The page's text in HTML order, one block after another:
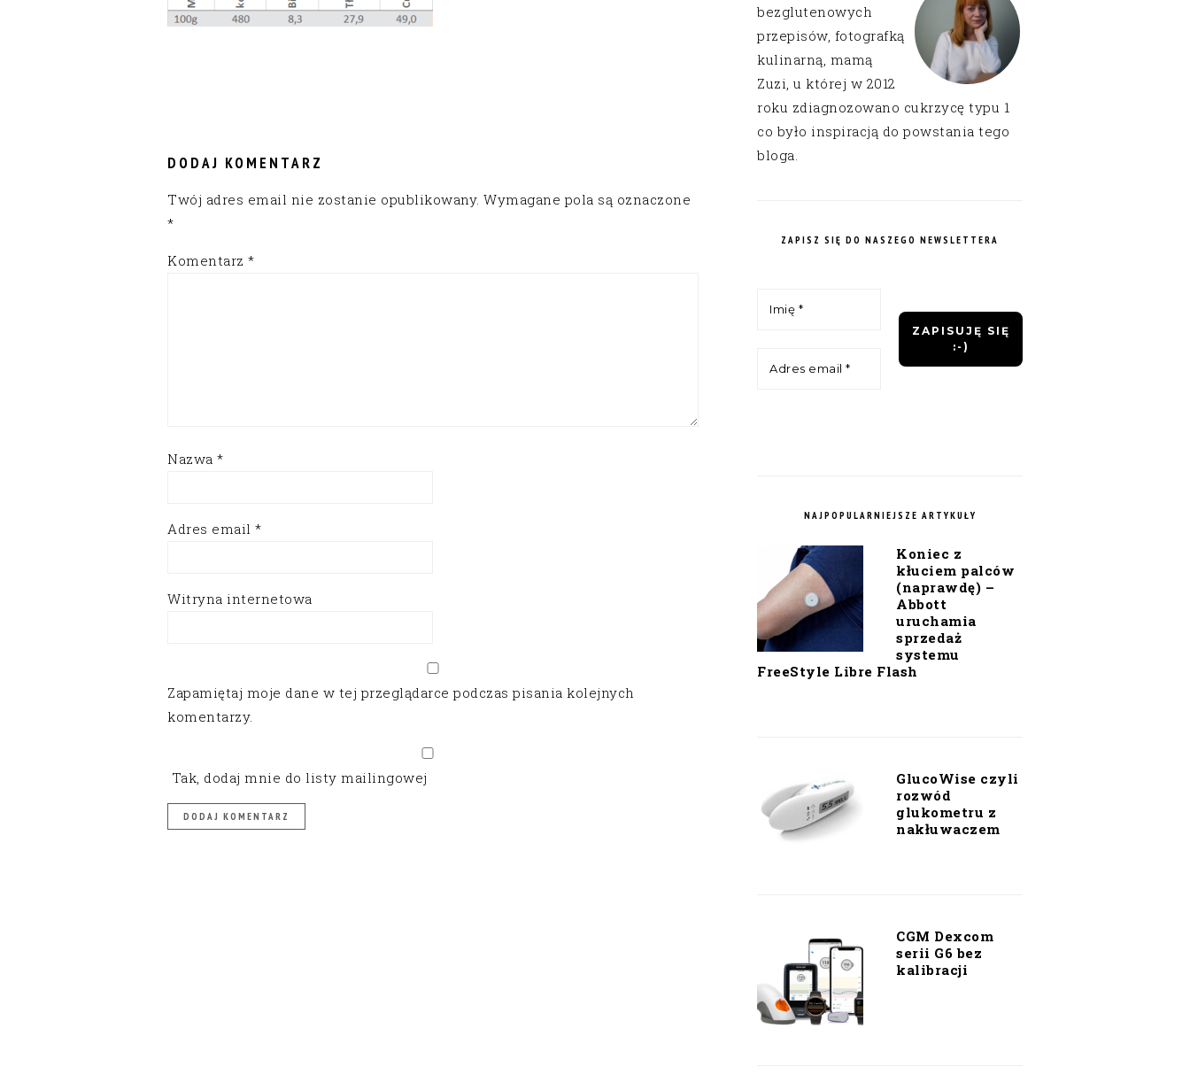
DODAJ KOMENTARZ
Twój adres email nie zostanie opublikowany. Wymagane pola są oznaczone
*
Komentarz *
Nazwa *
Adres email *
Witryna internetowa
Zapamiętaj moje dane w tej przeglądarce podczas pisania kolejnych
komentarzy.
Tak, dodaj mnie do listy mailingowej
bezglutenowych
przepisów, fotografką
kulinarną, mamą
Zuzi, u której w 2012
roku zdiagnozowano cukrzycę typu 1
co było inspiracją do powstania tego
bloga.
ZAPISZ SIĘ DO NASZEGO NEWSLETTERA
NAJPOPULARNIEJSZE ARTYKUŁY
Koniec z
kłuciem palców
(naprawdę) –
Abbott
uruchamia
sprzedaż
systemu
FreeStyle Libre Flash
GlucoWise czyli
rozwód
glukometru z
nakłuwaczem
CGM Dexcom
serii G6 bez
kalibracji